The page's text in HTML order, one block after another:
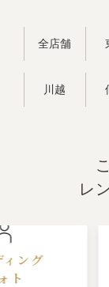
全店舗
川越
レ
ング
ト